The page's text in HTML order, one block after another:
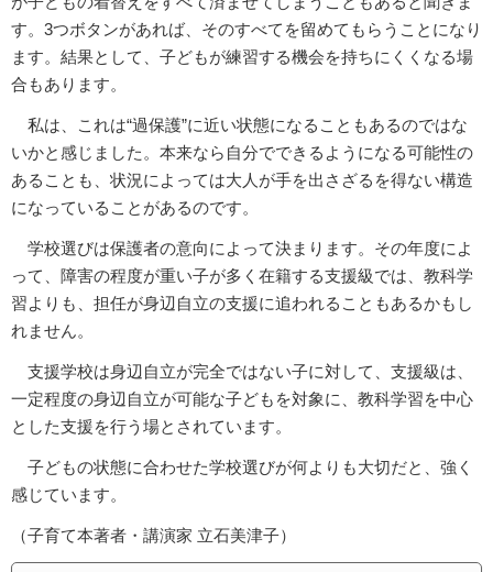
す。3つボタンがあれば、そのすべてを留めてもらうことになり
ます。結果として、子どもが練習する機会を持ちにくくなる場
合もあります。
私は、これは“過保護”に近い状態になることもあるのではな
いかと感じました。本来なら自分でできるようになる可能性の
あることも、状況によっては大人が手を出さざるを得ない構造
になっていることがあるのです。
学校選びは保護者の意向によって決まります。その年度によ
って、障害の程度が重い子が多く在籍する支援級では、教科学
習よりも、担任が身辺自立の支援に追われることもあるかもし
れません。
支援学校は身辺自立が完全ではない子に対して、支援級は、
一定程度の身辺自立が可能な子どもを対象に、教科学習を中心
とした支援を行う場とされています。
子どもの状態に合わせた学校選びが何よりも大切だと、強く
感じています。
（子育て本著者・講演家 立石美津子）